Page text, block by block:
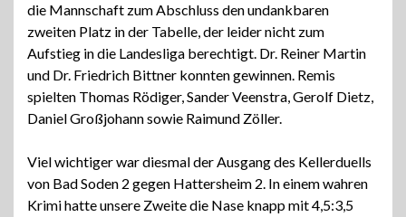
die Mannschaft zum Abschluss den undankbaren
zweiten Platz in der Tabelle, der leider nicht zum
Aufstieg in die Landesliga berechtigt. Dr. Reiner Martin
und Dr. Friedrich Bittner konnten gewinnen. Remis
spielten Thomas Rödiger, Sander Veenstra, Gerolf Dietz,
Daniel Großjohann sowie Raimund Zöller.
Viel wichtiger war diesmal der Ausgang des Kellerduells
von Bad Soden 2 gegen Hattersheim 2. In einem wahren
Krimi hatte unsere Zweite die Nase knapp mit 4,5:3,5